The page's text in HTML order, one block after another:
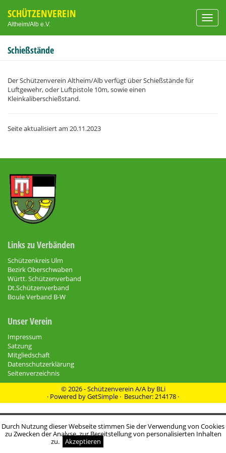
SCHÜTZENVEREIN
Altheim/Alb e.V.
Schießstände
Der Schützenverein Altheim/Alb verfügt über Schießstände für
Luftgewehr, oder Luftpistole 10m, sowie einen
Kleinkaliberschießstand.
Seite aktualisiert am 20.11.2023
Links zu Verbänden
Schützenkreis Ulm
Bezirk Oberschwaben
Württ. Schützenverband
Dt.Schützenverband
Boule Verband B-W
Unser Verein
Impressum
Satzung
Mitgliedschaft
Datenschutzerklärung
Seitenverzeichnis
© 2026 - Schützenverein A/A by BLi
· Powered by GetSimple · Besucher: 214178 ·
Durch Nutzung dieser Webseite stimmen Sie der Verwendung von Cookies
zu Zwecken der Analyse, zur Bereitstellung von personalisierten Inhalten
zu.
Akzeptieren